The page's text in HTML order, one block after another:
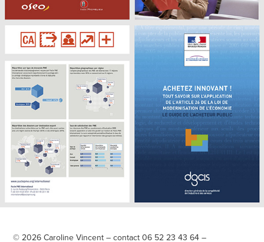
© 2026 Caroline Vincent – contact 06 52 23 43 64 –